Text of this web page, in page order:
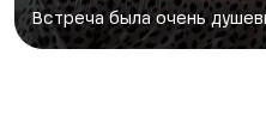
Встреча была очень